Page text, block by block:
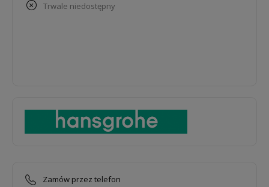
trwale niedostępny
Zamów przez telefon